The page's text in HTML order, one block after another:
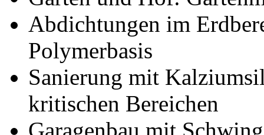
Abdichtungen im
Polymerbasis
Sanierung mit
kritischen Bereichen
Garagenbau mit